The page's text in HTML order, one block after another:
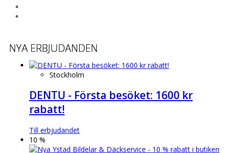
NYA ERBJUDANDEN
Stockholm
DENTU - Första besöket: 1600 kr
rabatt!
Till erbjudandet
10 %